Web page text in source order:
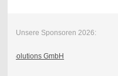
Unsere Sponsoren 2026: